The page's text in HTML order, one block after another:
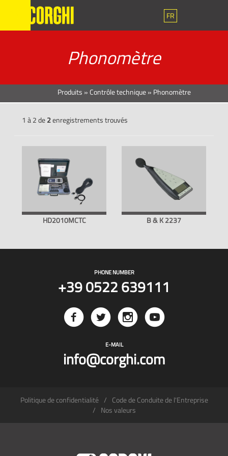
FR
Phonomètre
Produits »Contrôle technique» Phonomètre
1 à 2 de2enregistrements trouvés
HD2010MCTC B & K 2237
PHONE NUMBER
+39 0522 639111
E-MAIL
info@corghi.com
Politique de confidentialité
Code de Conduite de l'Entreprise
Nos valeurs